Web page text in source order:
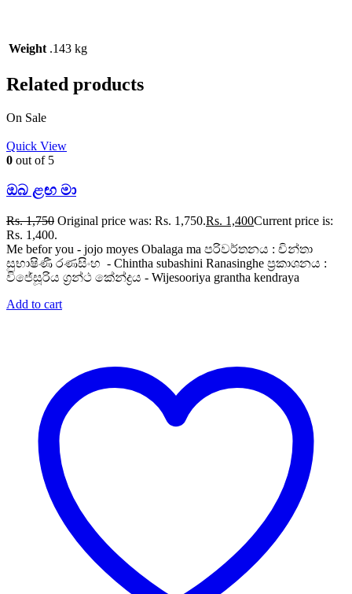
Weight .143 kg
Related products
On Sale
Quick View
0 out of 5
ඔබ ළඟ මා
Rs.1,750 Original price was: Rs. 1,750.Rs. 1,400Current price is:
Rs. 1,400.
Me befor you - jojo moyes Obalaga ma පරිවර්තනය : චින්තා
සුභාෂිණී රණසිංහ - Chintha subashini Ranasinghe ප්‍රකාශනය :
විජේසූරිය ග්‍රන්ථ කේන්ද්‍රය - Wijesooriya grantha kendraya
Add to cart